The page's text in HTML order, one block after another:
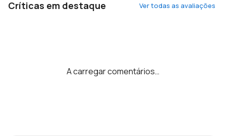
Críticas em destaque Ver todas as avaliações
A carregar comentários…